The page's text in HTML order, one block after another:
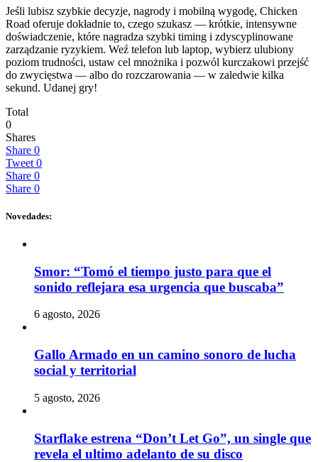
Jeśli lubisz szybkie decyzje, nagrody i mobilną wygodę, Chicken
Road oferuje dokładnie to, czego szukasz — krótkie, intensywne
doświadczenie, które nagradza szybki timing i zdyscyplinowane
zarządzanie ryzykiem. Weź telefon lub laptop, wybierz ulubiony
poziom trudności, ustaw cel mnożnika i pozwól kurczakowi przejść
do zwycięstwa — albo do rozczarowania — w zaledwie kilka
sekund. Udanej gry!
Total
0
Shares
Share 0
Tweet 0
Share 0
Share 0
Novedades:
Smor: “Tomó el tiempo justo para que el
sonido reflejara esa urgencia que buscaba”
6 agosto, 2026
Gallo Armado en un camino sonoro de lucha
social y territorial
5 agosto, 2026
Starflake estrena “Don’t Let Go”, un single que
revela el ultimo adelanto de su disco